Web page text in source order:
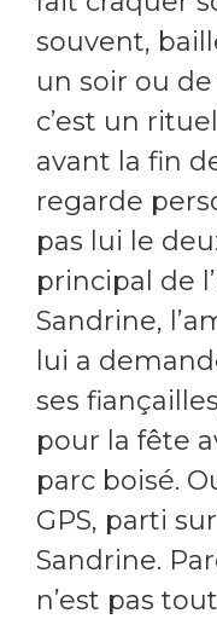
souvent,
un soir ou
c’est un
avant la fin
regarde
pas lui le
principal de
Sandrine,
lui a
ses
pour la fête
parc boisé.
GPS, parti
Sandrine.
n’est pas